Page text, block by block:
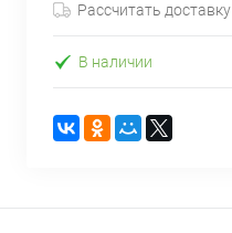
Рассчитать доставку
В наличии